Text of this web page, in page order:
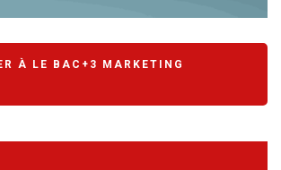
À LE BAC+3 MARKETING